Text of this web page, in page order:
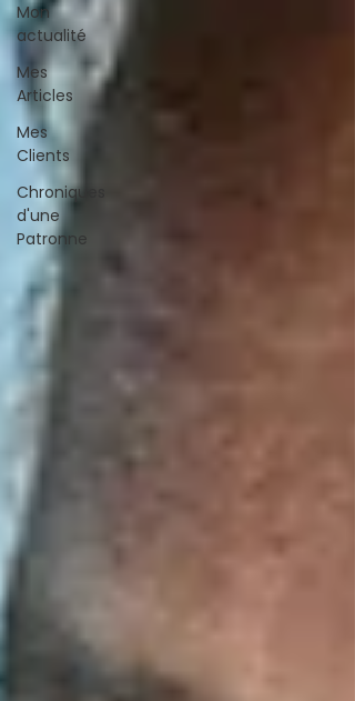
Mon
actualité
Mes
Articles
Mes
Clients
Chroniques
d'une
Patronne